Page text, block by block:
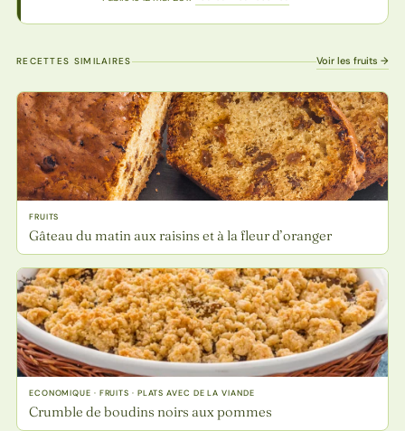
RECETTES SIMILAIRES Voir les fruits →
FRUITS
Gâteau du matin aux raisins et à la fleur d’oranger
ECONOMIQUE · FRUITS · PLATS AVEC DE LA VIANDE
Crumble de boudins noirs aux pommes